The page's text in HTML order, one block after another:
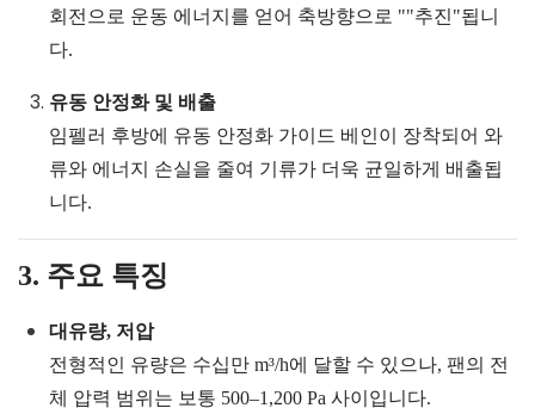
회전으로 운동 에너지를 얻어 축방향으로 ""추진"됩니
다.
유동 안정화 및 배출
임펠러 후방에 유동 안정화 가이드 베인이 장착되어 와
류와 에너지 손실을 줄여 기류가 더욱 균일하게 배출됩
니다.
3. 주요 특징
대유량, 저압
전형적인 유량은 수십만 m³/h에 달할 수 있으나, 팬의 전
체 압력 범위는 보통 500–1,200 Pa 사이입니다.